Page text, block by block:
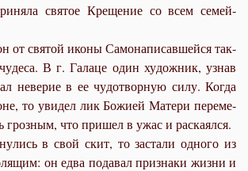
свя­тое Кре­ще­ние со всем се­мей­
от свя­той ико­ны Са­мо­на­пи­сав­шей­ся так­
В г. Га­ла­це один ху­дож­ник, узнав
неве­рие в ее чу­до­твор­ную си­лу. Ко­гда
то уви­дел лик Бо­жи­ей Ма­те­ри пе­ре­ме­
что при­шел в ужас и рас­ка­ял­ся.
в свой скит, то за­ста­ли од­но­го из
он ед­ва по­да­вал при­зна­ки жиз­ни и